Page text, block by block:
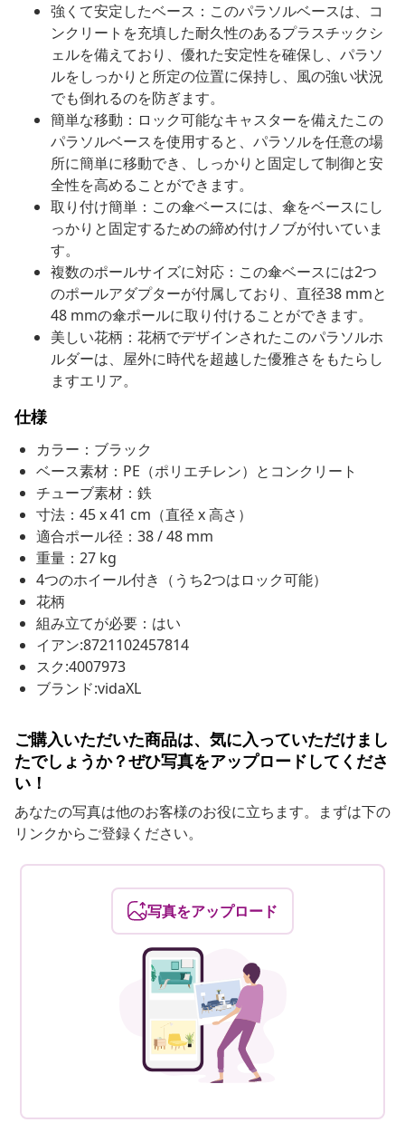
強くて安定したベース：このパラソルベースは、コ
ンクリートを充填した耐久性のあるプラスチックシ
ェルを備えており、優れた安定性を確保し、パラソ
ルをしっかりと所定の位置に保持し、風の強い状況
でも倒れるのを防ぎます。
簡単な移動：ロック可能なキャスターを備えたこの
パラソルベースを使用すると、パラソルを任意の場
所に簡単に移動でき、しっかりと固定して制御と安
全性を高めることができます。
取り付け簡単：この傘ベースには、傘をベースにし
っかりと固定するための締め付けノブが付いていま
す。
複数のポールサイズに対応：この傘ベースには2つ
のポールアダプターが付属しており、直径38 mmと
48 mmの傘ポールに取り付けることができます。
美しい花柄：花柄でデザインされたこのパラソルホ
ルダーは、屋外に時代を超越した優雅さをもたらし
ますエリア。
仕様
カラー：ブラック
ベース素材：PE（ポリエチレン）とコンクリート
チューブ素材：鉄
寸法：45 x 41 cm（直径 x 高さ）
適合ポール径：38 / 48 mm
重量：27 kg
4つのホイール付き（うち2つはロック可能）
花柄
組み立てが必要：はい
イアン:8721102457814
スク:4007973
ブランド:vidaXL
ご購入いただいた商品は、気に入っていただけまし
たでしょうか？ぜひ写真をアップロードしてくださ
い！
あなたの写真は他のお客様のお役に立ちます。まずは下の
リンクからご登録ください。
写真をアップロード